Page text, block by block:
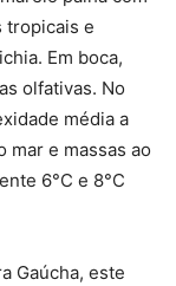
tropicais e
Em boca,
olfativas. No
média a
mar e massas ao
6°C e 8°C
Gaúcha, este